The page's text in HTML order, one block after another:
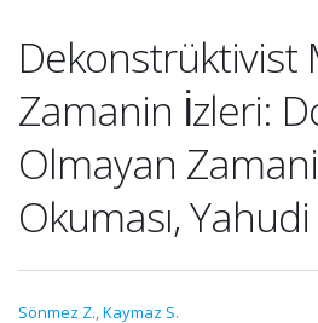
Dekonstrüktivist
Zamanin İzleri:
Olmayan
Okuması,
Sönmez Z.,Kaymaz S.